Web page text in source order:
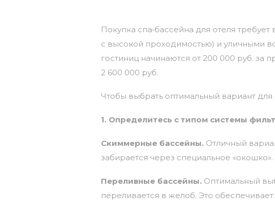
Покупка спа‑бассейна для отеля требует
с высокой проходимостью) и уличными
гостиниц начинаются от 200 000 руб. за
2 600 000 руб.
Чтобы выбрать оптимальный вариант для
1. Определитесь с типом системы
Скиммерные бассейны. Отличный
забирается через специальное «окошко».
Переливные бассейны. Оптимальный
переливается в желоб. Это обеспечивает